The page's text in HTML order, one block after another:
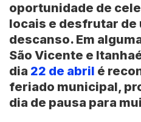
oportunidade de
locais e desfrutar de
descanso. Em
São Vicente e
dia 22 de abril é
feriado municipal,
dia de pausa para